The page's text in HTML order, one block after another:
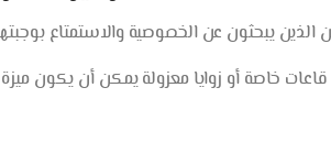
يبحثون عن الخصوصية والاستمتاع
خاصة أو زوايا معزولة يمكن أن يكون